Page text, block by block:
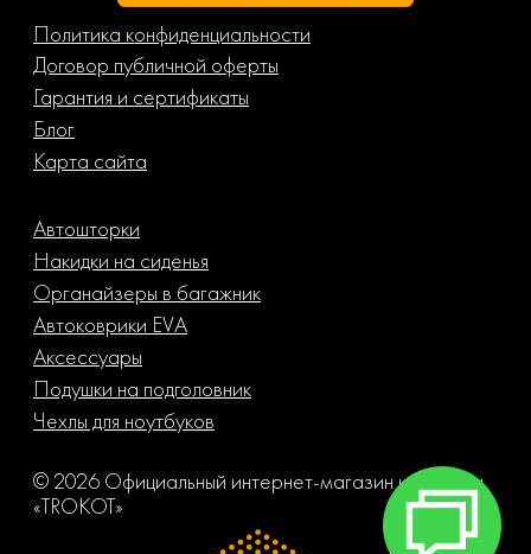
Политика конфиденциальности
Договор публичной оферты
Гарантия и сертификаты
Блог
Карта сайта
Автошторки
Накидки на сиденья
Органайзеры в багажник
Автоковрики EVA
Аксессуары
Подушки на подголовник
Чехлы для ноутбуков
© 2026 Официальный интернет-магазин компании
«TROKOT»